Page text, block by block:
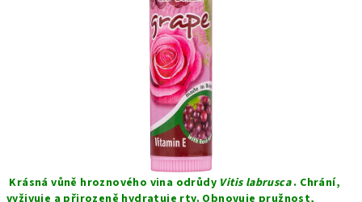
Krásná vůně hroznového vina odrůdy Vitis labrusca. Chrání,
vyživuje a přirozeně hydratuje rty. Obnovuje pružnost,